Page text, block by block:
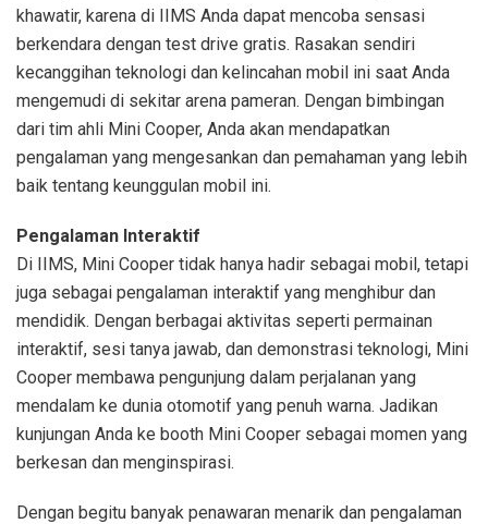
khawatir, karena di IIMS Anda dapat mencoba sensasi
berkendara dengan test drive gratis. Rasakan sendiri
kecanggihan teknologi dan kelincahan mobil ini saat Anda
mengemudi di sekitar arena pameran. Dengan bimbingan
dari tim ahli Mini Cooper, Anda akan mendapatkan
pengalaman yang mengesankan dan pemahaman yang lebih
baik tentang keunggulan mobil ini.
Pengalaman Interaktif
Di IIMS, Mini Cooper tidak hanya hadir sebagai mobil, tetapi
juga sebagai pengalaman interaktif yang menghibur dan
mendidik. Dengan berbagai aktivitas seperti permainan
interaktif, sesi tanya jawab, dan demonstrasi teknologi, Mini
Cooper membawa pengunjung dalam perjalanan yang
mendalam ke dunia otomotif yang penuh warna. Jadikan
kunjungan Anda ke booth Mini Cooper sebagai momen yang
berkesan dan menginspirasi.
Dengan begitu banyak penawaran menarik dan pengalaman